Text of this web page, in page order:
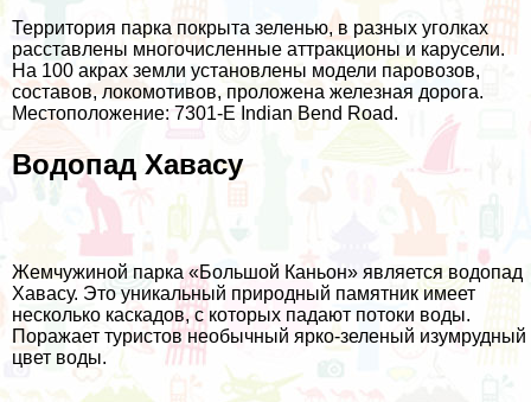
Территория парка покрыта зеленью, в разных уголках
расставлены многочисленные аттракционы и карусели.
На 100 акрах земли установлены модели паровозов,
составов, локомотивов, проложена железная дорога.
Местоположение: 7301-E Indian Bend Road.
Водопад Хавасу
Жемчужиной парка «Большой Каньон» является водопад
Хавасу. Это уникальный природный памятник имеет
несколько каскадов, с которых падают потоки воды.
Поражает туристов необычный ярко-зеленый изумрудный
цвет воды.